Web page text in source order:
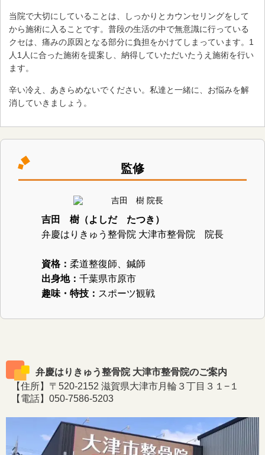
当院で大切にしていることは、しっかりとカウンセリングをして
から施術に入ることです。普段の生活の中で無意識に行っている
クセは、痛みの原因となる部分に負担をかけてしまっています。1
人1人に合った施術を提案し、納得していただいたうえ施術を行い
ます。
辛い冷え、あきらめないでください。私達と一緒に、お悩みを解
消していきましょう。
監修
吉田 樹（よしだ たつき）
弁慶はりきゅう整骨院 大津市整骨院 院長
資格： 柔道整復師、鍼師
出身地： 千葉県市原市
趣味・特技： スポーツ観戦
弁慶はりきゅう整骨院 大津市整骨院のご案内
【住所】〒520-2152 滋賀県大津市月輪３丁目３１−１
【電話】050-7586-5203